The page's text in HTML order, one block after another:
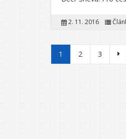
2. 11. 2016
1 2 3